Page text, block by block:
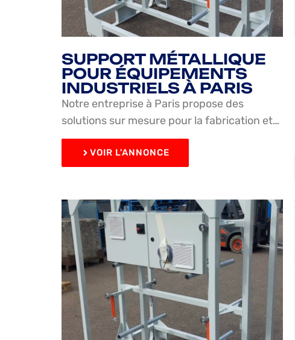
SUPPORT MÉTALLIQUE
POUR ÉQUIPEMENTS
INDUSTRIELS À PARIS
Notre entreprise à Paris propose des
solutions sur mesure pour la fabrication et…
VOIR L'ANNONCE